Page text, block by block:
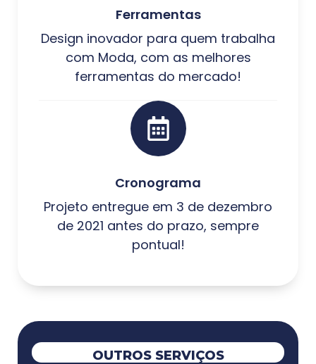
Ferramentas
Design inovador para quem trabalha
com Moda, com as melhores
ferramentas do mercado!
Cronograma
Projeto entregue em 3 de dezembro
de 2021 antes do prazo, sempre
pontual!
OUTROS SERVIÇOS